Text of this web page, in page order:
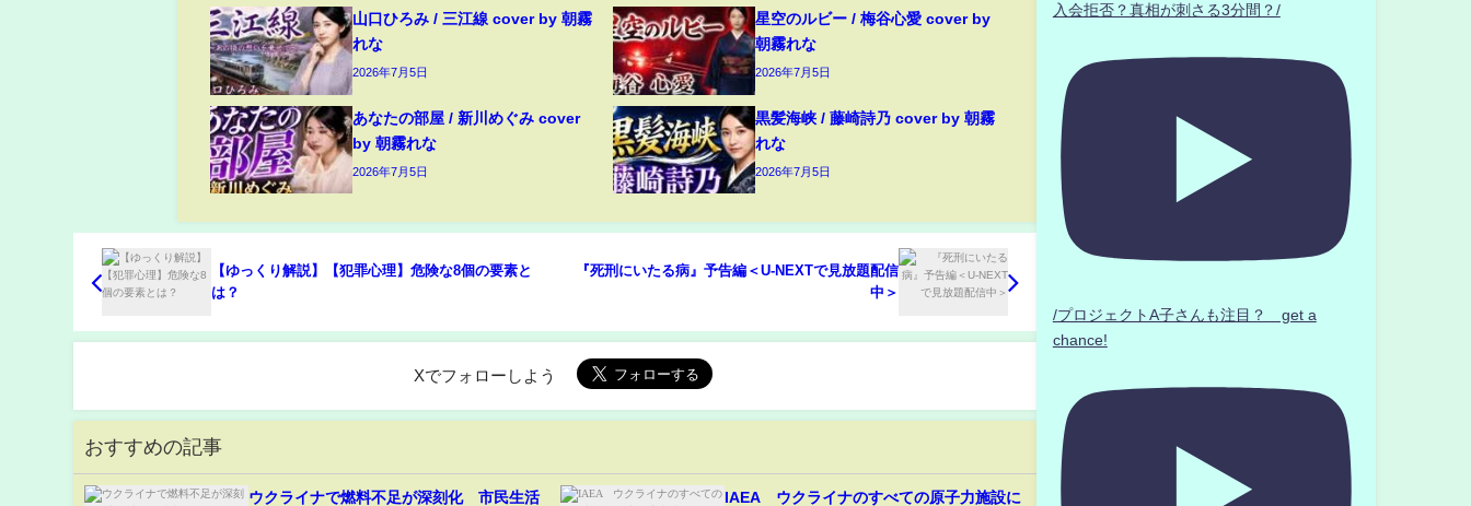
山口ひろみ / 三江線 cover by 朝霧
れな
2026年7月5日
星空のルビー / 梅谷心愛 cover by
朝霧れな
2026年7月5日
あなたの部屋 / 新川めぐみ cover
by 朝霧れな
2026年7月5日
黒髪海峡 / 藤崎詩乃 cover by 朝霧
れな
2026年7月5日
【ゆっくり解説】【犯罪心理】危険な8個の要素と
は？
『死刑にいたる病』予告編＜U-NEXTで見放題配信
中＞
Xでフォローしよう
おすすめの記事
ウクライナで燃料不足が深刻化 市民生活 IAEA ウクライナのすべての原子力施設に
入会拒否？真相が刺さる3分間？/
/プロジェクトA子さんも注目？ get a
chance!